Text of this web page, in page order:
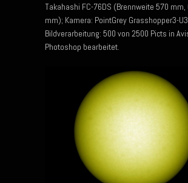
Takahashi FC-76DS (Brennweite 570 mm,
mm); Kamera: PointGrey Grasshopper3-
Bildverarbeitung: 500 von 2500 Picts in
Photoshop bearbeitet.